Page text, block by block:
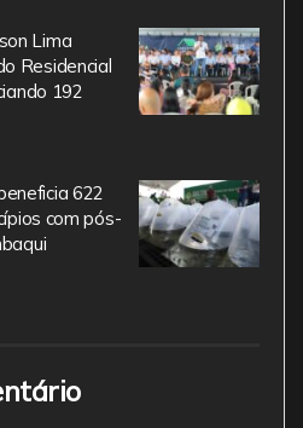
Lima
Residencial
192
622
com pós-